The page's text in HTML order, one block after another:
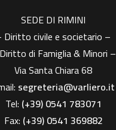
SEDE DI RIMINI
Diritto civile e societario –
di Famiglia & Minori –
Via Santa Chiara 68
segreteria@varliero.it
Tel: (+39) 0541 783071
Fax: (+39)0541 369882